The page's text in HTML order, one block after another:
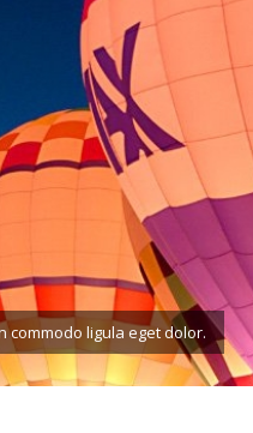
commodo ligula eget dolor.